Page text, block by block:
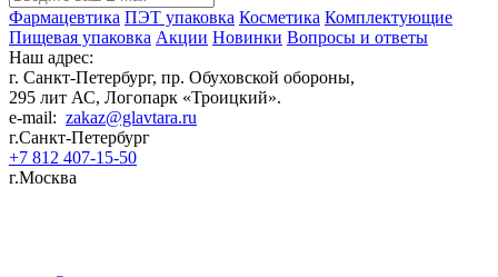
Фармацевтика ПЭТ упаковка Косметика Комплектующие
Пищевая упаковка Акции Новинки Вопросы и ответы
Наш адрес:
г. Санкт-Петербург, пр. Обуховской обороны,
295 лит АС, Логопарк «Троицкий».
e-mail: zakaz@glavtara.ru
г.Санкт-Петербург
+7 812 407-15-50
г.Москва